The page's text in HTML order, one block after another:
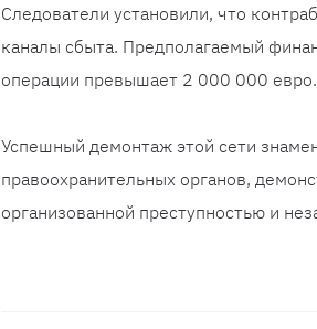
Следователи установили, что
каналы сбыта. Предполагаемый
операции превышает 2 000 000 евро.
Успешный демонтаж этой сети
правоохранительных органов,
организованной преступностью и